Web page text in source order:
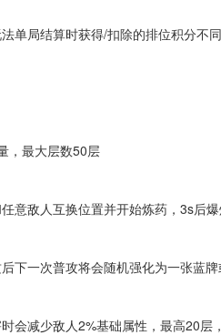
单局结算时获得/扣除的排位积分不同
，最大层数50层
意敌人互换位置并开始炼药，3s后
下一次普攻将会随机强化为一张蓝
会减少敌人2%基础属性，最高20层